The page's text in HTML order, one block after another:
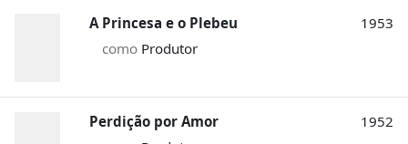
A Princesa e o Plebeu
como Produtor
1953
Perdição por Amor
1952